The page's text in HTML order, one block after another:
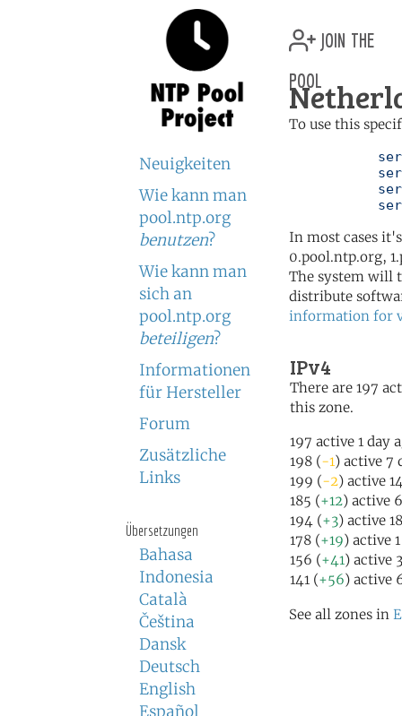
Neuigkeiten
Wie kann man
pool.ntp.org
benutzen?
Wie kann man
sich an
pool.ntp.org
beteiligen?
Informationen
für Hersteller
Forum
Zusätzliche
Links
Übersetzungen
Bahasa
Indonesia
Català
Čeština
Dansk
Deutsch
English
Español
join the
pool
To use this
In most cases
0.pool.ntp.org,
The system will
distribute
information for
IPv4
There are 197
this zone.
197 active 1 day
198 (-1) active 7
199 (-2) active
185 (+12) active
194 (+3) active
178 (+19) active
156 (+41) active
141 (+56) active
See all zones in